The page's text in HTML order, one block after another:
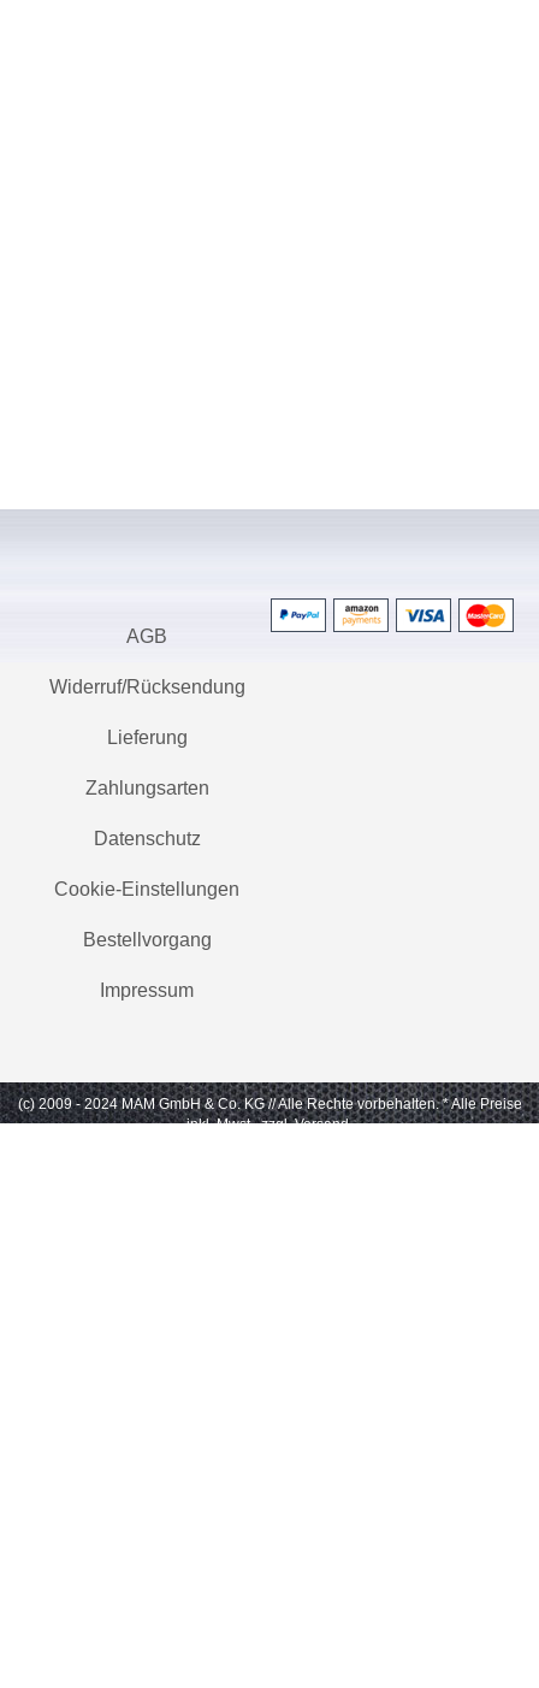
AGB
Widerruf/Rücksendung
Lieferung
Zahlungsarten
Datenschutz
Cookie-Einstellungen
Bestellvorgang
Impressum
(c) 2009 - 2024 MAM GmbH & Co. KG // Alle Rechte vorbehalten. * Alle Preise
inkl. Mwst., zzgl. Versand.